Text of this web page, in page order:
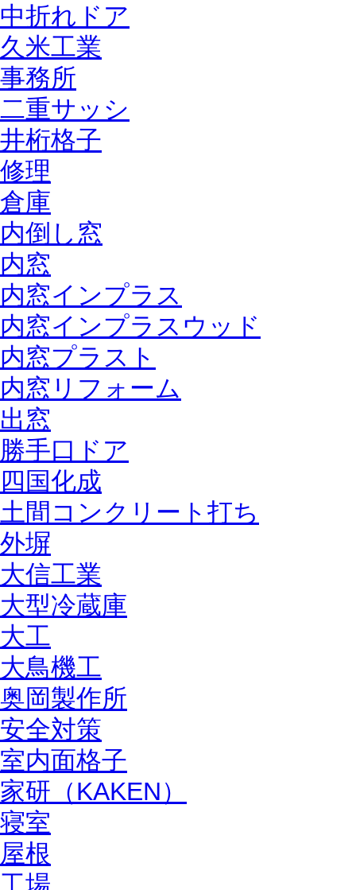
中折れドア
久米工業
事務所
二重サッシ
井桁格子
修理
倉庫
内倒し窓
内窓
内窓インプラス
内窓インプラスウッド
内窓プラスト
内窓リフォーム
出窓
勝手口ドア
四国化成
土間コンクリート打ち
外塀
大信工業
大型冷蔵庫
大工
大鳥機工
奥岡製作所
安全対策
室内面格子
家研（KAKEN）
寝室
屋根